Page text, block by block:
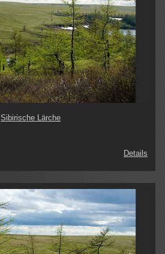
Sibirische Lärche
Details